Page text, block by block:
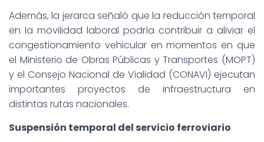
Además, la jerarca señaló que la reducción temporal
en la movilidad laboral podría contribuir a aliviar el
congestionamiento vehicular en momentos en que
el Ministerio de Obras Públicas y Transportes (MOPT)
y el Consejo Nacional de Vialidad (CONAVI) ejecutan
importantes proyectos de infraestructura en
distintas rutas nacionales.
Suspensión temporal del servicio ferroviario